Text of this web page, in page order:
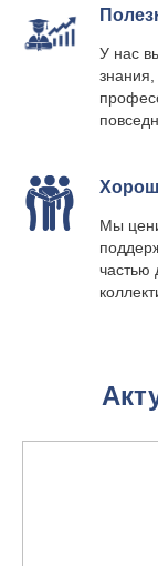
У нас
Мы
частью